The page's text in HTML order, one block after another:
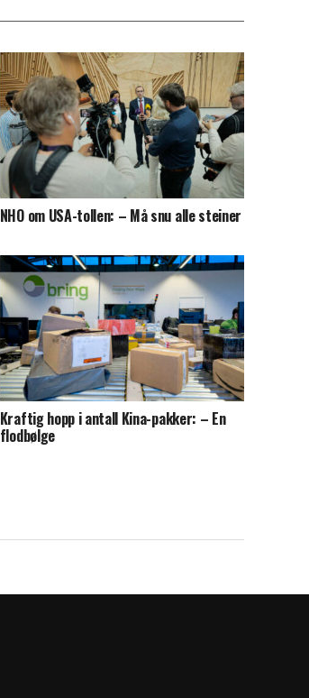
NHO om USA-tollen: – Må snu alle steiner
Kraftig hopp i antall Kina-pakker: – En
flodbølge